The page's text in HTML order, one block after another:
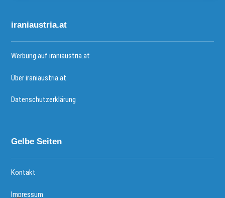
iraniaustria.at
Werbung auf iraniaustria.at
Über iraniaustria.at
Datenschutzerklärung
Gelbe Seiten
Kontakt
Impressum